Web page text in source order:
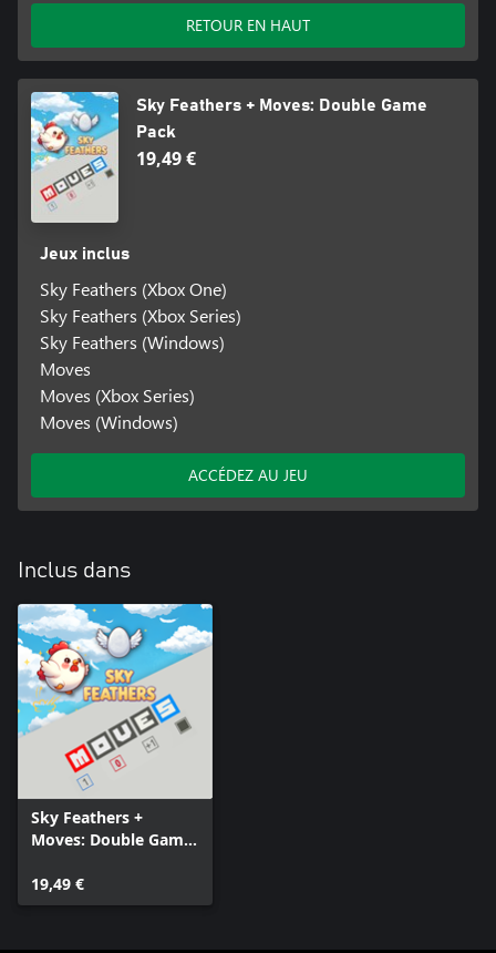
RETOUR EN HAUT
Sky Feathers + Moves: Double Game
Pack
19,49 €
Jeux inclus
Sky Feathers (Xbox One)
Sky Feathers (Xbox Series)
Sky Feathers (Windows)
Moves
Moves (Xbox Series)
Moves (Windows)
ACCÉDEZ AU JEU
Inclus dans
Sky Feathers +
Moves: Double Game
19,49 €